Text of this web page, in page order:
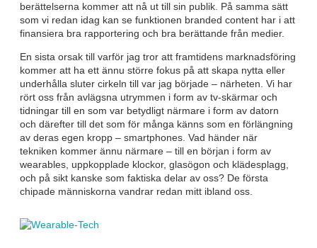
berättelserna kommer att nå ut till sin publik. På samma sätt
som vi redan idag kan se funktionen branded content har i att
finansiera bra rapportering och bra berättande från medier.
En sista orsak till varför jag tror att framtidens marknadsföring
kommer att ha ett ännu större fokus på att skapa nytta eller
underhålla sluter cirkeln till var jag började – närheten. Vi har
rört oss från avlägsna utrymmen i form av tv-skärmar och
tidningar till en som var betydligt närmare i form av datorn
och därefter till det som för många känns som en förlängning
av deras egen kropp – smartphones. Vad händer när
tekniken kommer ännu närmare – till en början i form av
wearables, uppkopplade klockor, glasögon och klädesplagg,
och på sikt kanske som faktiska delar av oss? De första
chipade människorna vandrar redan mitt ibland oss.